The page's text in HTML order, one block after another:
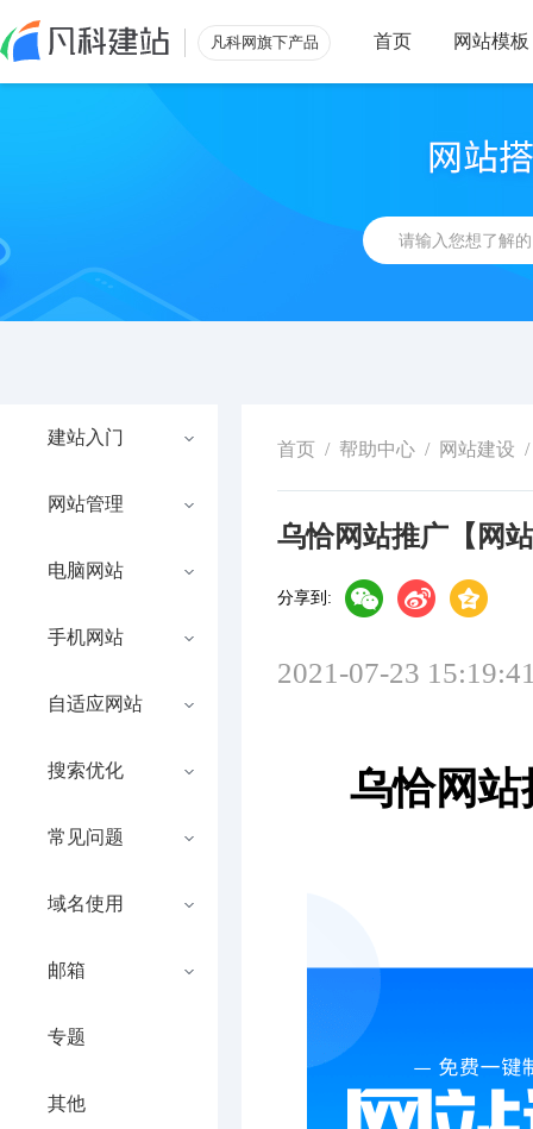
凡科网旗下产品 首页 网站模板
建站入门
网站管理
电脑网站
手机网站
自适应网站
搜索优化
常见问题
域名使用
邮箱
专题
其他
首页 / 帮助中心 / 网站建设 /
乌恰网站推广【网
分享到:
2021-07-23
乌恰网站